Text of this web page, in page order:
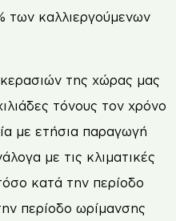
των καλλιεργούμενων
της χώρας μας
τόνους τον χρόνο
με ετήσια παραγωγή
με τις κλιματικές
κατά την περίοδο
περίοδο ωρίμανσης